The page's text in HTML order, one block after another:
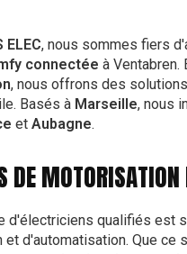
ELEC, nous sommes fiers
connectée à Ventabren.
, nous offrons des
Basés à Marseille, nous
et Aubagne.
DE
d'électriciens qualifiés est
d'automatisation. Que ce